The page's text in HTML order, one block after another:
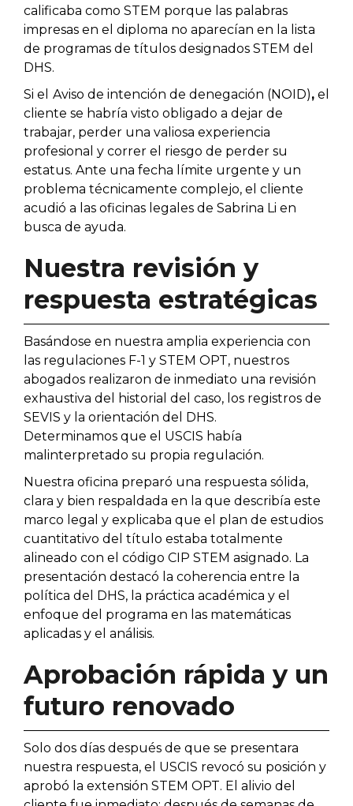
calificaba como STEM porque las palabras
impresas en el diploma no aparecían en la lista
de programas de títulos designados STEM del
DHS.
Si el Aviso de intención de denegación (NOID), el
cliente se habría visto obligado a dejar de
trabajar, perder una valiosa experiencia
profesional y correr el riesgo de perder su
estatus. Ante una fecha límite urgente y un
problema técnicamente complejo, el cliente
acudió a las oficinas legales de Sabrina Li en
busca de ayuda.
Nuestra revisión y
respuesta estratégicas
Basándose en nuestra amplia experiencia con
las regulaciones F-1 y STEM OPT, nuestros
abogados realizaron de inmediato una revisión
exhaustiva del historial del caso, los registros de
SEVIS y la orientación del DHS.
Determinamos que el USCIS había
malinterpretado su propia regulación.
Nuestra oficina preparó una respuesta sólida,
clara y bien respaldada en la que describía este
marco legal y explicaba que el plan de estudios
cuantitativo del título estaba totalmente
alineado con el código CIP STEM asignado. La
presentación destacó la coherencia entre la
política del DHS, la práctica académica y el
enfoque del programa en las matemáticas
aplicadas y el análisis.
Aprobación rápida y un
futuro renovado
Solo dos días después de que se presentara
nuestra respuesta, el USCIS revocó su posición y
aprobó la extensión STEM OPT. El alivio del